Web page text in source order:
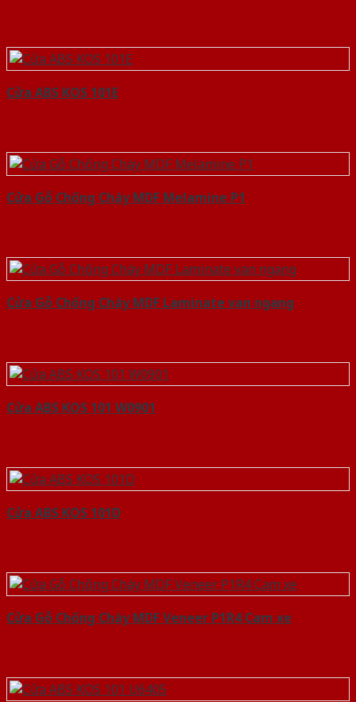
Cửa ABS KOS 101E
Cửa Gỗ Chống Cháy MDF Melamine P1
Cửa Gỗ Chống Cháy MDF Laminate van ngang
Cửa ABS KOS 101 W0901
Cửa ABS KOS 101D
Cửa Gỗ Chống Cháy MDF Veneer P1R4 Cam xe